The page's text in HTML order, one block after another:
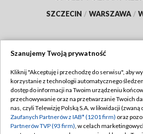
SZCZECIN / WARSZAWA /
TVP
Abonament TVP
Emisja w TVP
Centrum informacji TVP
Regulamin TVP
Polityka
Szanujemy Twoją prywatność
Kliknij "Akceptuję i przechodzę do serwisu", aby
korzystanie z technologii automatycznego
dostęp do informacji na Twoim urządzeniu
przechowywanie oraz na przetwarzanie Twoich
nas, czyli Telewizję Polską S.A. w likwidacji (zwaną
Zaufanych Partnerów z IAB* (1201 firm) oraz
Partnerów TVP (93 firm), w celach